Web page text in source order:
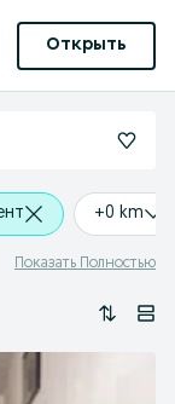
Открыть
+0 km
Показать Полностью